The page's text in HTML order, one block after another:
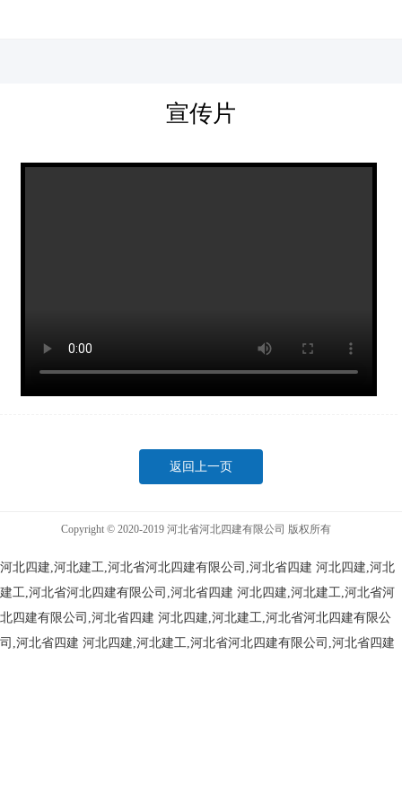
宣传片
返回上一页
Copyright © 2020-2019 河北省河北四建有限公司 版权所有
河北四建,河北建工,河北省河北四建有限公司,河北省四建 河北四建,河北
建工,河北省河北四建有限公司,河北省四建 河北四建,河北建工,河北省河
北四建有限公司,河北省四建 河北四建,河北建工,河北省河北四建有限公
司,河北省四建 河北四建,河北建工,河北省河北四建有限公司,河北省四建